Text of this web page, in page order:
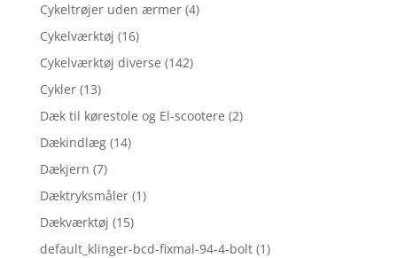
Cykeltrøjer uden ærmer (4)
Cykelværktøj (16)
Cykelværktøj diverse (142)
Cykler (13)
Dæk til kørestole og El-scootere (2)
Dækindlæg (14)
Dækjern (7)
Dæktryksmåler (1)
Dækværktøj (15)
default_klinger-bcd-fixmal-94-4-bolt (1)